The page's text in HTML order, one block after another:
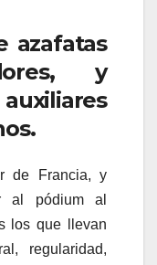
azafatas
y
de Francia, y
al pódium al
los que llevan
regularidad,